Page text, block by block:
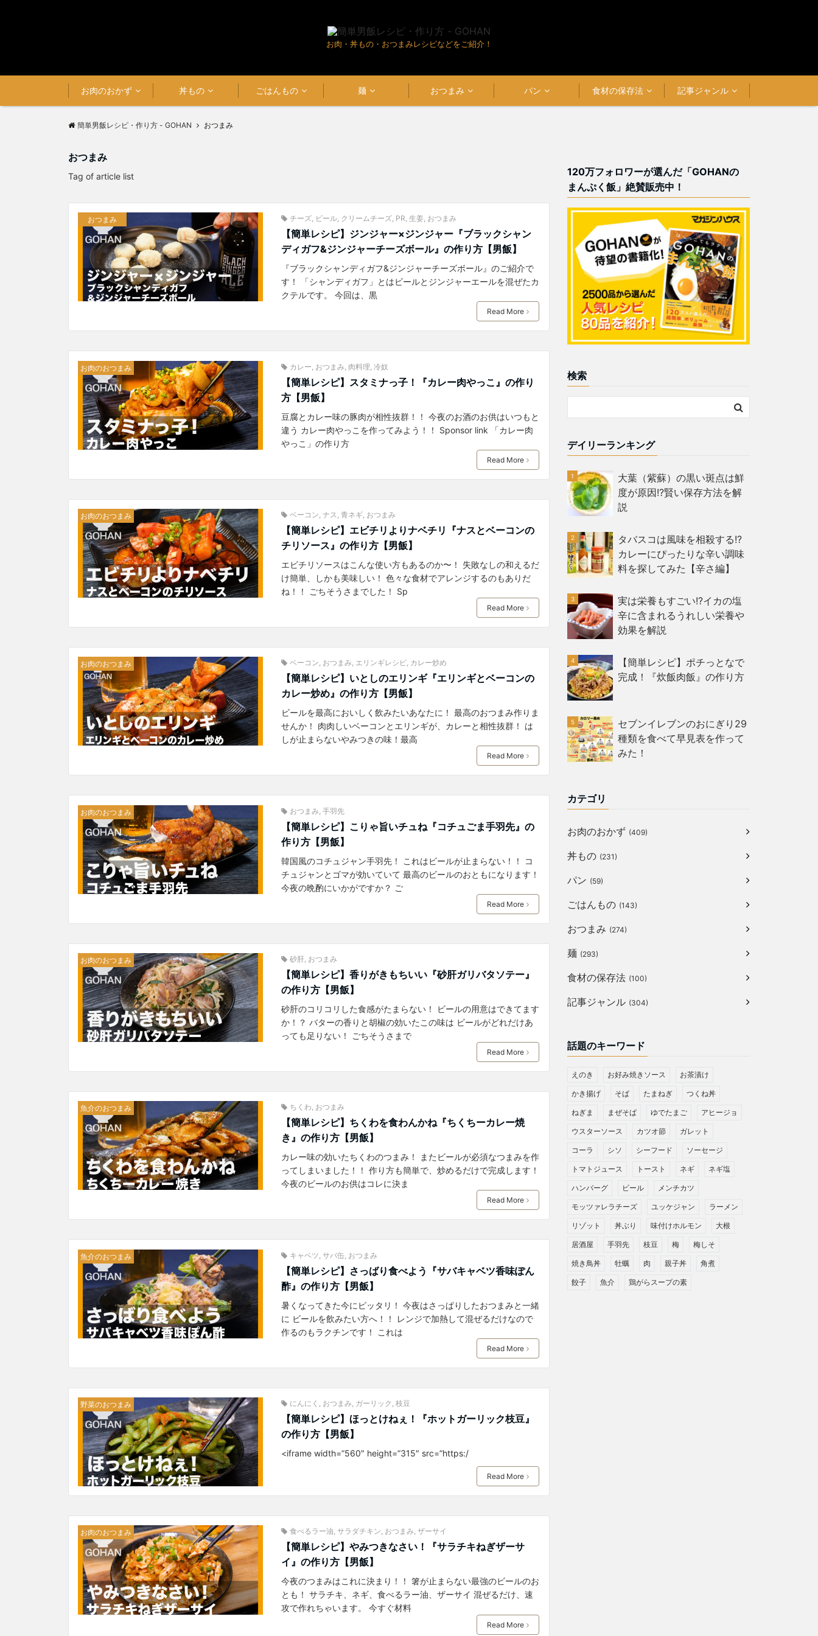
お肉・丼もの・おつまみレシピなどをご紹介！
お肉のおかず 丼もの ごはんもの 麺 おつまみ パン 食材の保存法 記事ジャンル
簡単男飯レシピ・作り方 - GOHAN おつまみ
おつまみ
Tag of article list
おつまみ チーズ, ビール, クリームチーズ, PR, 生姜, おつまみ
【簡単レシピ】ジンジャー×ジンジャー『ブラックシャン
ディガフ&ジンジャーチーズボール』の作り方【男飯】
『ブラックシャンディガフ&ジンジャーチーズボール』のご紹介で
す！ 「シャンディガフ」とはビールとジンジャーエールを混ぜたカ
クテルです。 今回は、黒
Read More
お肉のおつまみ カレー おつまみ 肉料理 冷奴
【簡単レシピ】スタミナっ子！『カレー肉やっこ』の作り
方【男飯】
豆腐とカレー味の豚肉が相性抜群！！ 今夜のお酒のお供はいつもと
違う カレー肉やっこを作ってみよう！！ Sponsor link 「カレー肉
やっこ」の作り方
Read More
お肉のおつまみ ベーコン ナス 青ネギ, おつまみ
【簡単レシピ】エビチリよりナベチリ『ナスとベーコンの
チリソース』の作り方【男飯】
エビチリソースはこんな使い方もあるのか〜！ 失敗なしの和えるだ
け簡単、しかも美味しい！ 色々な食材でアレンジするのもありだ
ね！！ ごちそうさまでした！ Sp
Read More
お肉のおつまみ ベーコン, おつまみ, エリンギレシピ, カレー炒め
【簡単レシピ】いとしのエリンギ『エリンギとベーコンの
カレー炒め』の作り方【男飯】
ビールを最高においしく飲みたいあなたに！ 最高のおつまみ作りま
せんか！ 肉肉しいベーコンとエリンギが、カレーと相性抜群！ は
しが止まらないやみつきの味！最高
Read More
お肉のおつまみ おつまみ 手羽先
【簡単レシピ】こりゃ旨いチュね『コチュごま手羽先』の
作り方【男飯】
韓国風のコチュジャン手羽先！ これはビールが止まらない！！ コ
チュジャンとゴマが効いていて 最高のビールのおともになります！
今夜の晩酌にいかがですか？ ご
Read More
お肉のおつまみ 砂肝, おつまみ
【簡単レシピ】香りがきもちいい『砂肝ガリバタソテー』
の作り方【男飯】
砂肝のコリコリした食感がたまらない！ ビールの用意はできてます
か！？ バターの香りと胡椒の効いたこの味は ビールがどれだけあ
っても足りない！ ごちそうさまで
Read More
魚介のおつまみ ちくわ, おつまみ
【簡単レシピ】ちくわを食わんかね『ちくちーカレー焼
き』の作り方【男飯】
カレー味の効いたちくわのつまみ！ またビールが必須なつまみを作
ってしまいました！！ 作り方も簡単で、炒めるだけで完成します！
今夜のビールのお供はコレに決ま
Read More
魚介のおつまみ キャベツ サバ缶, おつまみ
【簡単レシピ】さっばり食べよう『サバキャベツ香味ぽん
酢』の作り方【男飯】
暑くなってきた今にピッタリ！ 今夜はさっぱりしたおつまみと一緒
に ビールを飲みたい方へ！！ レンジで加熱して混ぜるだけなので
作るのもラクチンです！ これは
Read More
野菜のおつまみ にんにく おつまみ ガーリック 枝豆
【簡単レシピ】ほっとけねぇ！『ホットガーリック枝豆』
の作り方【男飯】
<iframe width=”560″ height=”315″ src=”https:/
Read More
お肉のおつまみ 食べるラー油, サラダチキン, おつまみ, ザーサイ
【簡単レシピ】やみつきなさい！『サラチキねぎザーサ
イ』の作り方【男飯】
今夜のつまみはこれに決まり！！ 箸が止まらない最強のビールのお
とも！ サラチキ、ネギ、食べるラー油、ザーサイ 混ぜるだけ、速
攻で作れちゃいます。 今すぐ材料
Read More
120万フォロワーが選んだ「GOHANの
まんぷく飯」絶賛販売中！
検索
デイリーランキング
大葉（紫蘇）の黒い斑点は鮮
度が原因!?賢い保存方法を解
説
タバスコは風味を相殺する!?
カレーにぴったりな辛い調味
料を探してみた【辛さ編】
実は栄養もすごい!?イカの塩
辛に含まれるうれしい栄養や
効果を解説
【簡単レシピ】ポチっとなで
完成！『炊飯肉飯』の作り方
セブンイレブンのおにぎり29
種類を食べて早見表を作って
みた！
カテゴリ
お肉のおかず (409)
丼もの (231)
パン (59)
ごはんもの (143)
おつまみ (274)
麺 (293)
食材の保存法 (100)
記事ジャンル (304)
話題のキーワード
えのき お好み焼きソース お茶漬け
かき揚げ そば たまねぎ つくね丼
ねぎま まぜそば ゆでたまご アヒージョ
ウスターソース カツオ節 ガレット
コーラ シソ シーフード ソーセージ
トマトジュース トースト ネギ ネギ塩
ハンバーグ ビール メンチカツ
モッツァレラチーズ ユッケジャン ラーメン
リゾット 丼ぶり 味付けホルモン 大根
居酒屋 手羽先 枝豆 梅 梅しそ
焼き鳥丼 牡蠣 肉 親子丼 角煮
餃子 魚介 鶏がらスープの素